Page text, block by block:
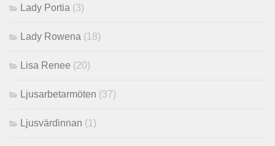
Lady Portia (3)
Lady Rowena (18)
Lisa Renee (20)
Ljusarbetarmöten (37)
Ljusvärdinnan (1)